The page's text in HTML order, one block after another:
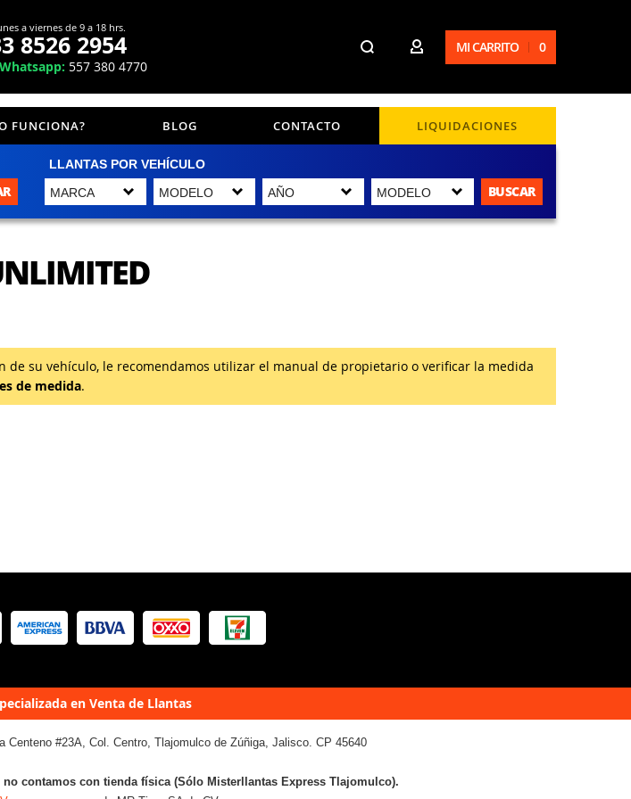
a viernes de 9 a 18 hrs.
8526 2954
557 380 4770
MI CARRITO 0
FUNCIONA? BLOG CONTACTO LIQUIDACIONES
LLANTAS POR VEHÍCULO
BUSCAR
de su vehículo, le recomendamos utilizar el manual de propietario o verificar la medida
de medida.
en Venta de Llantas
Centeno #23A, Col. Centro, Tlajomulco de Zúñiga, Jalisco. CP 45640
contamos con tienda física (Sólo Misterllantas Express Tlajomulco).